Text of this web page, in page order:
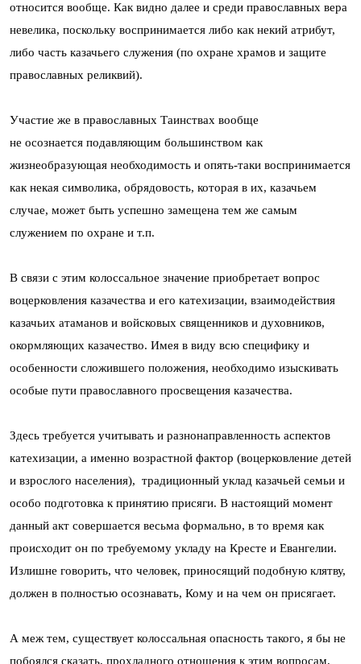
относится вообще. Как видно далее и среди православных вера
невелика, поскольку воспринимается либо как некий атрибут,
либо часть казачьего служения (по охране храмов и защите
православных реликвий).
Участие же в православных Таинствах вообще
не осознается подавляющим большинством как
жизнеобразующая необходимость и опять-таки воспринимается
как некая символика, обрядовость, которая в их, казачьем
случае, может быть успешно замещена тем же самым
служением по охране и т.п.
В связи с этим колоссальное значение приобретает вопрос
воцерковления казачества и его катехизации, взаимодействия
казачьих атаманов и войсковых священников и духовников,
окормляющих казачество. Имея в виду всю специфику и
особенности сложившего положения, необходимо изыскивать
особые пути православного просвещения казачества.
Здесь требуется учитывать и разнонаправленность аспектов
катехизации, а именно возрастной фактор (воцерковление детей
и взрослого населения), традиционный уклад казачьей семьи и
особо подготовка к принятию присяги. В настоящий момент
данный акт совершается весьма формально, в то время как
происходит он по требуемому укладу на Кресте и Евангелии.
Излишне говорить, что человек, приносящий подобную клятву,
должен в полностью осознавать, Кому и на чем он присягает.
А меж тем, существует колоссальная опасность такого, я бы не
побоялся сказать, прохладного отношения к этим вопросам,